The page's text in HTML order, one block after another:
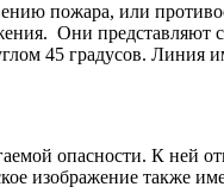
пожара, или
Они представляют
45 градусов. Линия
опасности. К ней
изображение также